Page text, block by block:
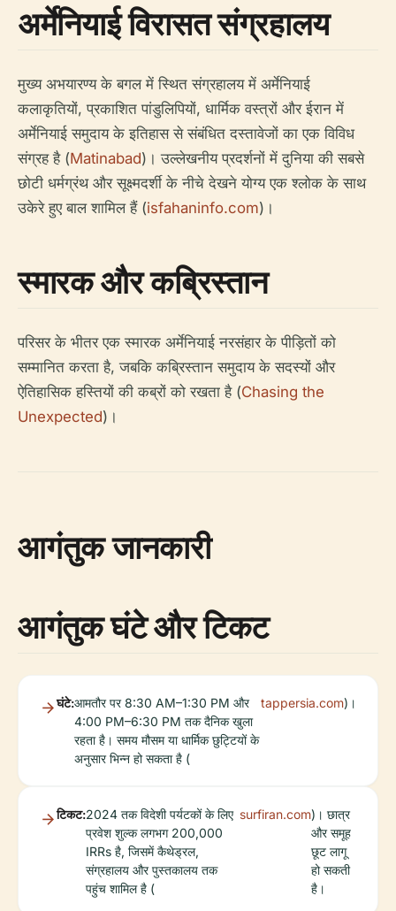
अर्मेनियाई विरासत संग्रहालय
मुख्य अभयारण्य के बगल में स्थित संग्रहालय में अर्मेनियाई
कलाकृतियों, प्रकाशित पांडुलिपियों, धार्मिक वस्त्रों और ईरान में
अर्मेनियाई समुदाय के इतिहास से संबंधित दस्तावेजों का एक विविध
संग्रह है (Matinabad)। उल्लेखनीय प्रदर्शनों में दुनिया की सबसे
छोटी धर्मग्रंथ और सूक्ष्मदर्शी के नीचे देखने योग्य एक श्लोक के साथ
उकेरे हुए बाल शामिल हैं (isfahaninfo.com)।
स्मारक और कब्रिस्तान
परिसर के भीतर एक स्मारक अर्मेनियाई नरसंहार के पीड़ितों को
सम्मानित करता है, जबकि कब्रिस्तान समुदाय के सदस्यों और
ऐतिहासिक हस्तियों की कब्रों को रखता है (Chasing the
Unexpected)।
आगंतुक जानकारी
आगंतुक घंटे और टिकट
घंटे:आमतौर पर 8:30 AM–1:30 PM और
4:00 PM–6:30 PM तक दैनिक खुला
रहता है। समय मौसम या धार्मिक छुट्टियों के
अनुसार भिन्न हो सकता है (
tappersia.com)।
टिकट:2024 तक विदेशी पर्यटकों के लिए
प्रवेश शुल्क लगभग 200,000
IRRs है, जिसमें कैथेड्रल,
संग्रहालय और पुस्तकालय तक
पहुंच शामिल है (
surfiran.com)। छात्र
और समूह
छूट लागू
हो सकती
है।